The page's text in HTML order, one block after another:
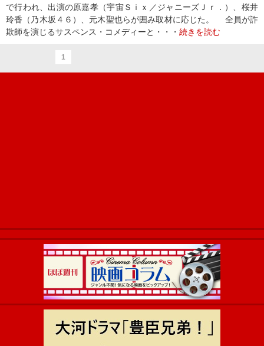
で行われ、出演の原嘉孝（宇宙Ｓｉｘ／ジャニーズＪｒ．）、桜井
玲香（乃木坂４６）、元木聖也らが囲み取材に応じた。 全員が詐
欺師を演じるサスペンス・コメディーと・・・ 続きを読む
1